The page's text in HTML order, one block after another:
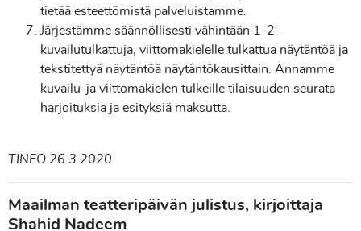
tietää esteettömistä palveluistamme.
Järjestämme säännöllisesti vähintään 1-2-
kuvailutulkattuja, viittomakielelle tulkattua näytäntöä ja
tekstitettyä näytäntöä näytäntökausittain. Annamme
kuvailu-ja viittomakielen tulkeille tilaisuuden seurata
harjoituksia ja esityksiä maksutta.
TINFO 26.3.2020
Maailman teatteripäivän julistus, kirjoittaja
Shahid Nadeem